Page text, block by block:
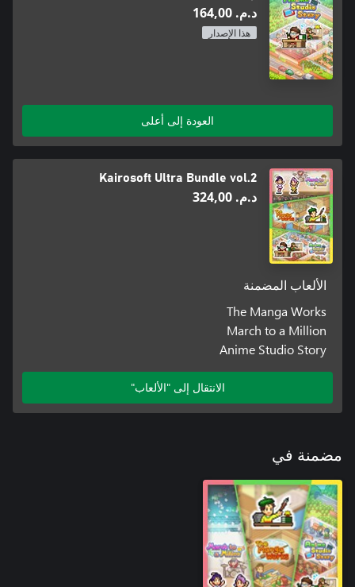
د.م.‏ 164,00
هذا الإصدار
العودة إلى أعلى
Kairosoft Ultra Bundle vol.2
د.م.‏ 324,00
الألعاب المضمنة
The Manga Works
March to a Million
Anime Studio Story
الانتقال إلى "الألعاب"
مضمنة في